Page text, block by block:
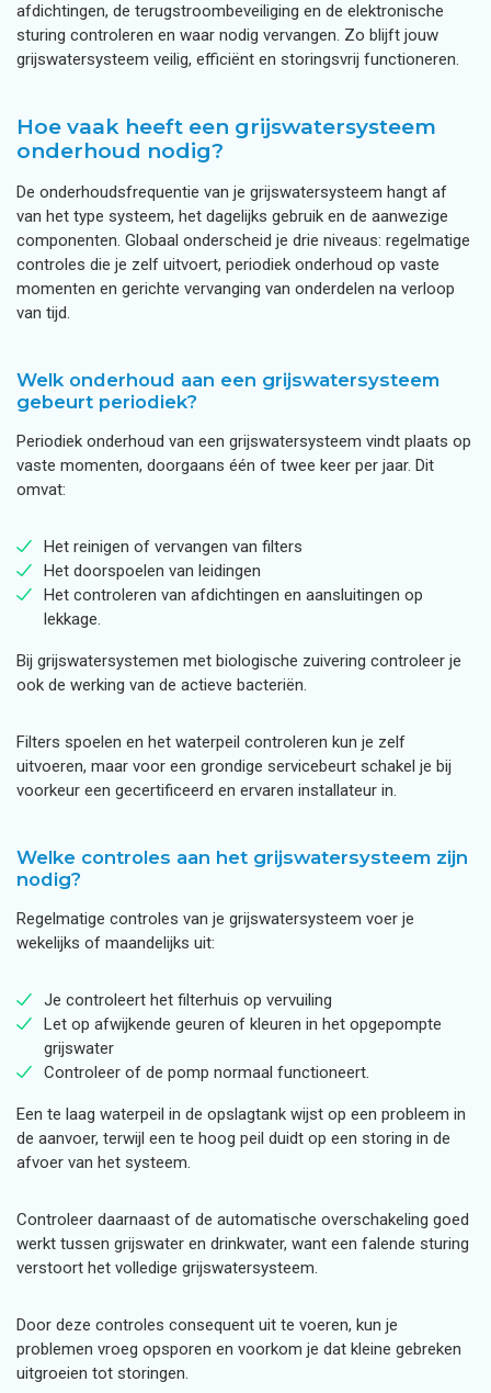
afdichtingen, de terugstroombeveiliging en de elektronische
sturing controleren en waar nodig vervangen. Zo blijft jouw
grijswatersysteem veilig, efficiënt en storingsvrij functioneren.
Hoe vaak heeft een grijswatersysteem
onderhoud nodig?
De onderhoudsfrequentie van je grijswatersysteem hangt af
van het type systeem, het dagelijks gebruik en de aanwezige
componenten. Globaal onderscheid je drie niveaus: regelmatige
controles die je zelf uitvoert, periodiek onderhoud op vaste
momenten en gerichte vervanging van onderdelen na verloop
van tijd.
Welk onderhoud aan een grijswatersysteem
gebeurt periodiek?
Periodiek onderhoud van een grijswatersysteem vindt plaats op
vaste momenten, doorgaans één of twee keer per jaar. Dit
omvat:
Het reinigen of vervangen van filters
Het doorspoelen van leidingen
Het controleren van afdichtingen en aansluitingen op
lekkage.
Bij grijswatersystemen met biologische zuivering controleer je
ook de werking van de actieve bacteriën.
Filters spoelen en het waterpeil controleren kun je zelf
uitvoeren, maar voor een grondige servicebeurt schakel je bij
voorkeur een gecertificeerd en ervaren installateur in.
Welke controles aan het grijswatersysteem zijn
nodig?
Regelmatige controles van je grijswatersysteem voer je
wekelijks of maandelijks uit:
Je controleert het filterhuis op vervuiling
Let op afwijkende geuren of kleuren in het opgepompte
grijswater
Controleer of de pomp normaal functioneert.
Een te laag waterpeil in de opslagtank wijst op een probleem in
de aanvoer, terwijl een te hoog peil duidt op een storing in de
afvoer van het systeem.
Controleer daarnaast of de automatische overschakeling goed
werkt tussen grijswater en drinkwater, want een falende sturing
verstoort het volledige grijswatersysteem.
Door deze controles consequent uit te voeren, kun je
problemen vroeg opsporen en voorkom je dat kleine gebreken
uitgroeien tot storingen.